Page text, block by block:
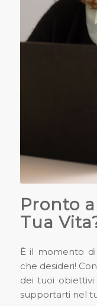
Pronto
Tua
È il momento
che desideri!
dei tuoi
supportarti nel